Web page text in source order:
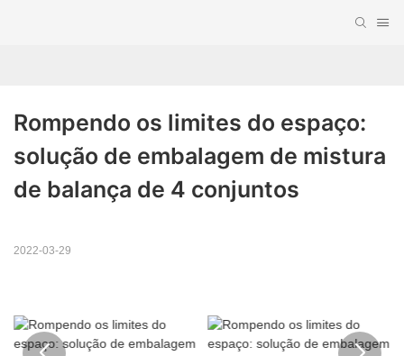
Rompendo os limites do espaço:
solução de embalagem de mistura
de balança de 4 conjuntos
2022-03-29